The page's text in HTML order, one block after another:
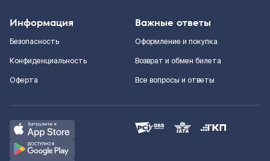
Информация
Безопасность
Конфиденциальность
Оферта
Важные ответы
Оформление и покупка
Возврат и обмен билета
Все вопросы и ответы